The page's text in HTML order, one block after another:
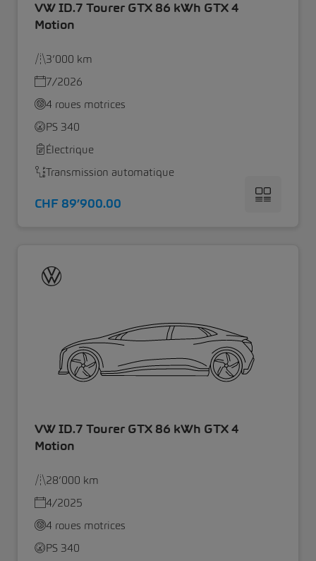
VW ID.7 Tourer GTX 86 kWh GTX 4
Motion
3’000 km
7/2026
4 roues motrices
PS 340
Électrique
Transmission automatique
CHF 89’900.00
VW ID.7 Tourer GTX 86 kWh GTX 4
Motion
28’000 km
4/2025
4 roues motrices
PS 340